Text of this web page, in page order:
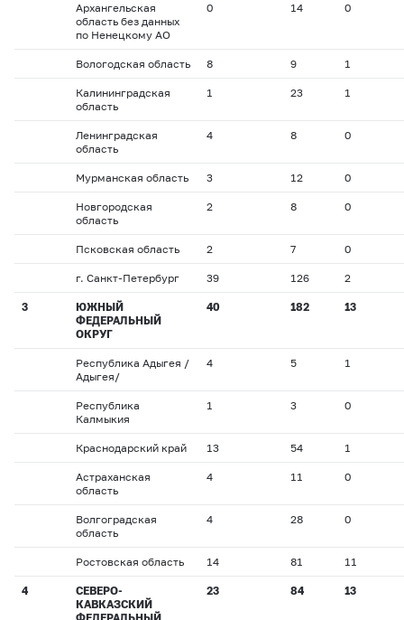
Архангельская
область без данных
по Ненецкому АО
0 14 0
Вологодская область 8 9 1
Калининградская
область
1 23 1
Ленинградская
область
4 8 0
Мурманская область 3 12 0
Новгородская
область
2 8 0
Псковская область 2 7 0
г. Санкт-Петербург 39 126 2
3
ЮЖНЫЙ
ФЕДЕРАЛЬНЫЙ
ОКРУГ
40 182 13
Республика Адыгея /
Адыгея/
4 5 1
Республика
Калмыкия
1 3 0
Краснодарский край 13 54 1
Астраханская
область
4 11 0
Волгоградская
область
4 28 0
Ростовская область 14 81 11
4
СЕВЕРО-
КАВКАЗСКИЙ
23 84 13